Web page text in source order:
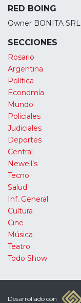
RED BOING
Owner BONITA SRL
SECCIONES
Rosario
Argentina
Política
Economía
Mundo
Policiales
Judiciales
Deportes
Central
Newell’s
Tecno
Salud
Inf. General
Cultura
Cine
Música
Teatro
Todo Show
Desarrollado con